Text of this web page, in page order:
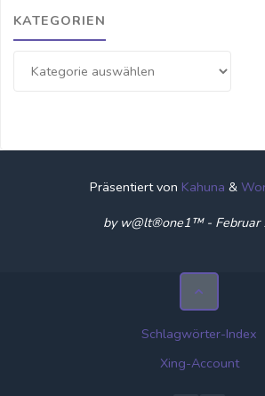
KATEGORIEN
Präsentiert von Kahuna &
by w@lt®one1™ - Februar
Schlagwörter-Index
Xing-Account